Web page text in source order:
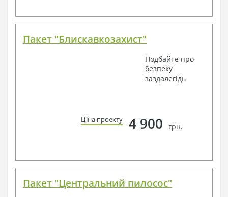
Пакет "Блискавкозахист"
Подбайте про
безпеку
заздалегідь
Ціна проекту 4 900 грн.
Пакет "Центральний пилосос"